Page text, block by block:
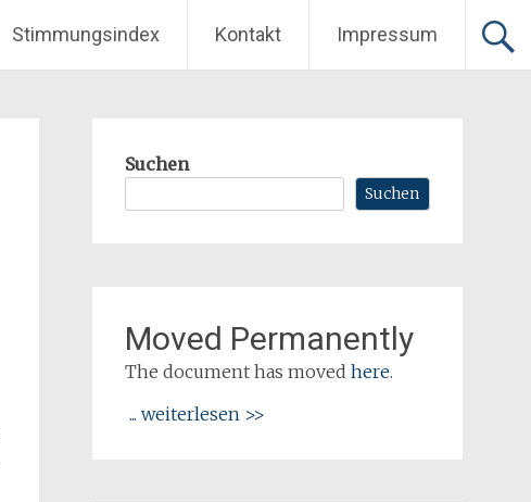
Stimmungsindex Kontakt Impressum
Suchen
Suchen
Moved Permanently
The document has moved here.
... weiterlesen >>